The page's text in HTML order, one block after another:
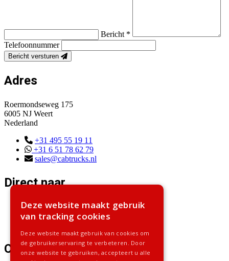
Bericht *
Telefoonnummer
Bericht versturen
Adres
Roermondseweg 175
6005 NJ Weert
Nederland
+31 495 55 19 11
+31 6 51 78 62 79
sales@cabtrucks.nl
Direct naar
Home
Voorraad
Categorieën
Deze website maakt gebruik
van tracking cookies
Deze website maakt gebruik van cookies om
de gebruikerservaring te verbeteren. Door
onze website te gebruiken, accepteert u alle